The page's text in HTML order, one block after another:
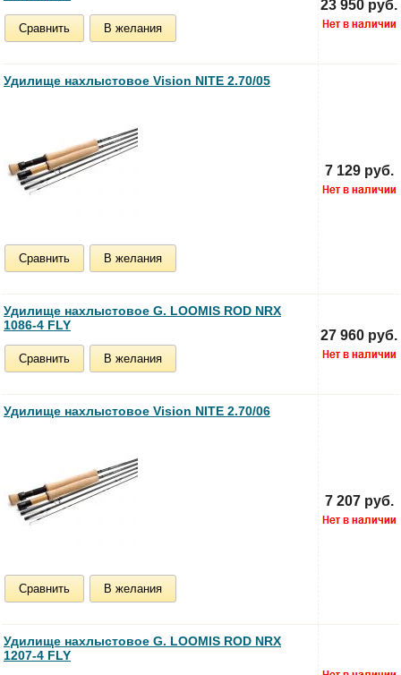
Сравнить В желания
23 950 руб.
Удилище нахлыстовое Vision NITE 2.70/05
Сравнить В желания
7 129 руб.
Удилище нахлыстовое G. LOOMIS ROD NRX
1086-4 FLY
Сравнить В желания
27 960 руб.
Удилище нахлыстовое Vision NITE 2.70/06
Сравнить В желания
7 207 руб.
Удилище нахлыстовое G. LOOMIS ROD NRX
1207-4 FLY